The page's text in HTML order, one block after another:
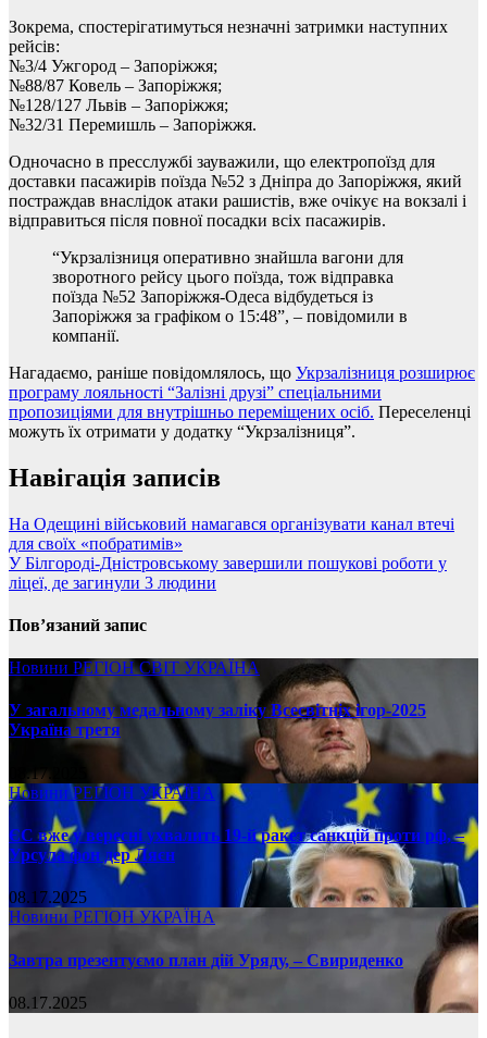
Зокрема, спостерігатимуться незначні затримки наступних
рейсів:
№3/4 Ужгород – Запоріжжя;
№88/87 Ковель – Запоріжжя;
№128/127 Львів – Запоріжжя;
№32/31 Перемишль – Запоріжжя.
Одночасно в пресслужбі зауважили, що електропоїзд для
доставки пасажирів поїзда №52 з Дніпра до Запоріжжя, який
постраждав внаслідок атаки рашистів, вже очікує на вокзалі і
відправиться після повної посадки всіх пасажирів.
“Укрзалізниця оперативно знайшла вагони для
зворотного рейсу цього поїзда, тож відправка
поїзда №52 Запоріжжя-Одеса відбудеться із
Запоріжжя за графіком о 15:48”, – повідомили в
компанії.
Нагадаємо, раніше повідомлялось, що Укрзалізниця розширює
програму лояльності “Залізні друзі” спеціальними
пропозиціями для внутрішньо переміщених осіб. Переселенці
можуть їх отримати у додатку “Укрзалізниця”.
Навігація записів
На Одещині військовий намагався організувати канал втечі
для своїх «побратимів»
У Білгороді-Дністровському завершили пошукові роботи у
ліцеї, де загинули 3 людини
Пов’язаний запис
Новини РЕГІОНСВІТ УКРАЇНА
У загальному медальному заліку Всесвітніх ігор-2025
Україна третя
08.17.2025
НовиниРЕГІОН УКРАЇНА
ЄС вже у вересні ухвалить 19-й ракет санкцій проти рф, –
Урсула фон дер Ляєн
08.17.2025
Новини РЕГІОН УКРАЇНА
Завтра презентуємо план дій Уряду, – Свириденко
08.17.2025